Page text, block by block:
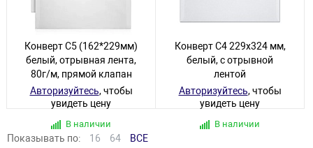
Конверт С5 (162*229мм)
белый, отрывная лента,
80г/м, прямой клапан
Авторизуйтесь, чтобы
увидеть цену
В наличии
Конверт С4 229х324 мм,
белый, с отрывной
лентой
Авторизуйтесь, чтобы
увидеть цену
В наличии
Показывать по: 16 64 ВСЕ